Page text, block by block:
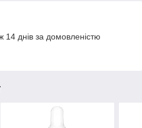
днів за домовленістю